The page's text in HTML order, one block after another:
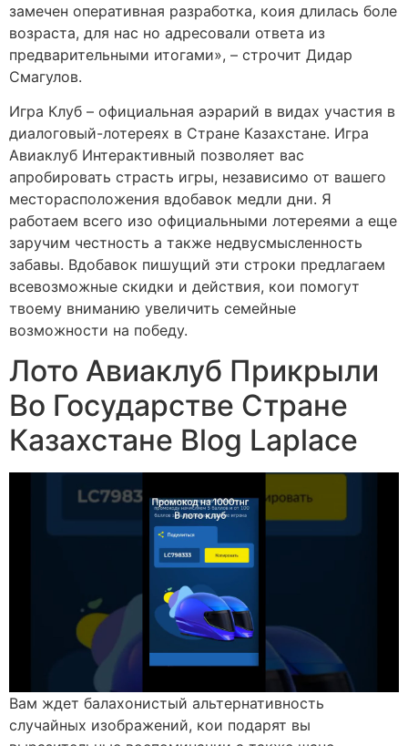
замечен оперативная разработка, коия длилась боле
возраста, для нас но адресовали ответа из
предварительными итогами», – строчит Дидар
Смагулов.
Игра Клуб – официальная аэрарий в видах участия в
диалоговый-лотереях в Стране Казахстане. Игра
Авиаклуб Интерактивный позволяет вас
апробировать страсть игры, независимо от вашего
месторасположения вдобавок медли дни. Я
работаем всего изо официальными лотереями а еще
заручим честность а также недвусмысленность
забавы. Вдобавок пишущий эти строки предлагаем
всевозможные скидки и действия, кои помогут
твоему вниманию увеличить семейные
возможности на победу.
Лото Авиаклуб Прикрыли
Во Государстве Стране
Казахстане Blog Laplace
Вам ждет балахонистый альтернативность
случайных изображений, кои подарят вы